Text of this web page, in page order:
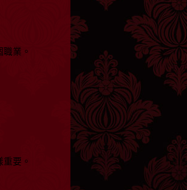
業。
要。